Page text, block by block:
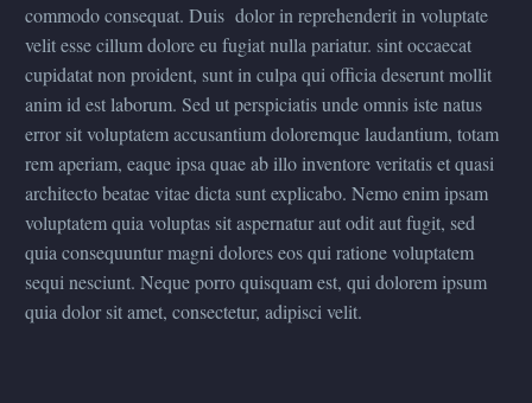
commodo consequat. Duis dolor in reprehenderit in voluptate
velit esse cillum dolore eu fugiat nulla pariatur. sint occaecat
cupidatat non proident, sunt in culpa qui officia deserunt mollit
anim id est laborum. Sed ut perspiciatis unde omnis iste natus
error sit voluptatem accusantium doloremque laudantium, totam
rem aperiam, eaque ipsa quae ab illo inventore veritatis et quasi
architecto beatae vitae dicta sunt explicabo. Nemo enim ipsam
voluptatem quia voluptas sit aspernatur aut odit aut fugit, sed
quia consequuntur magni dolores eos qui ratione voluptatem
sequi nesciunt. Neque porro quisquam est, qui dolorem ipsum
quia dolor sit amet, consectetur, adipisci velit.